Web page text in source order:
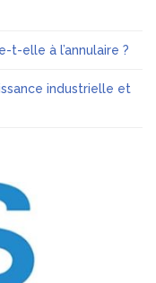
t-elle à l’annulaire ?
industrielle et